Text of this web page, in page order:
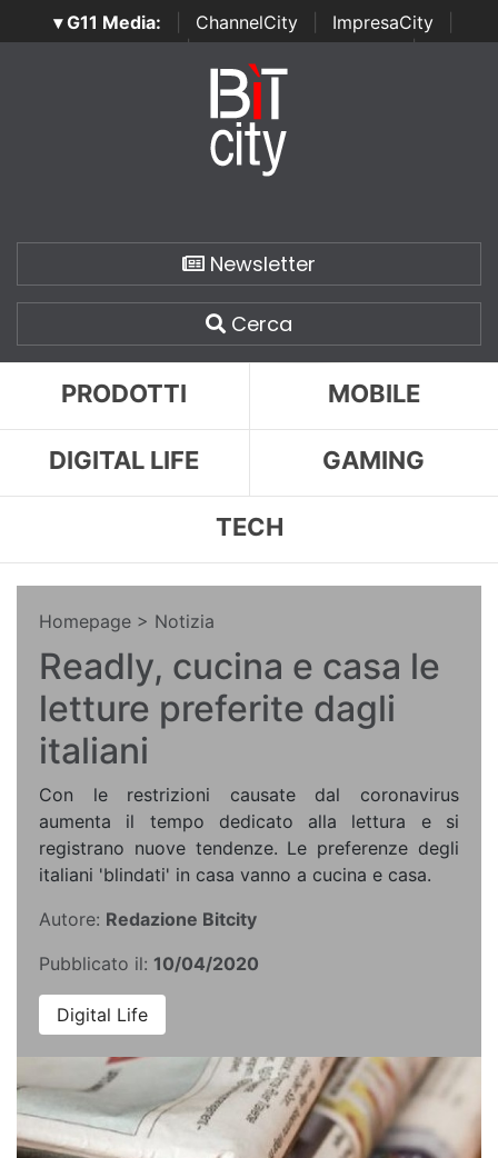
▾ G11 Media: ChannelCity ImpresaCity
SecurityOpenLab | Italian Channel Awards | Italian
Italian Security Awards
Newsletter
Cerca
PRODOTTI MOBILE
DIGITAL LIFE GAMING
TECH
Homepage > Notizia
Readly, cucina e casa le
letture preferite dagli
italiani
Con le restrizioni causate dal coronavirus
aumenta il tempo dedicato alla lettura e si
registrano nuove tendenze. Le preferenze degli
italiani 'blindati' in casa vanno a cucina e casa.
Autore: Redazione Bitcity
Pubblicato il: 10/04/2020
Digital Life